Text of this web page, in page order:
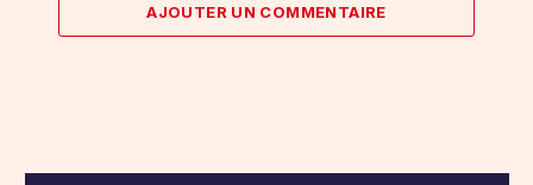
AJOUTER UN COMMENTAIRE